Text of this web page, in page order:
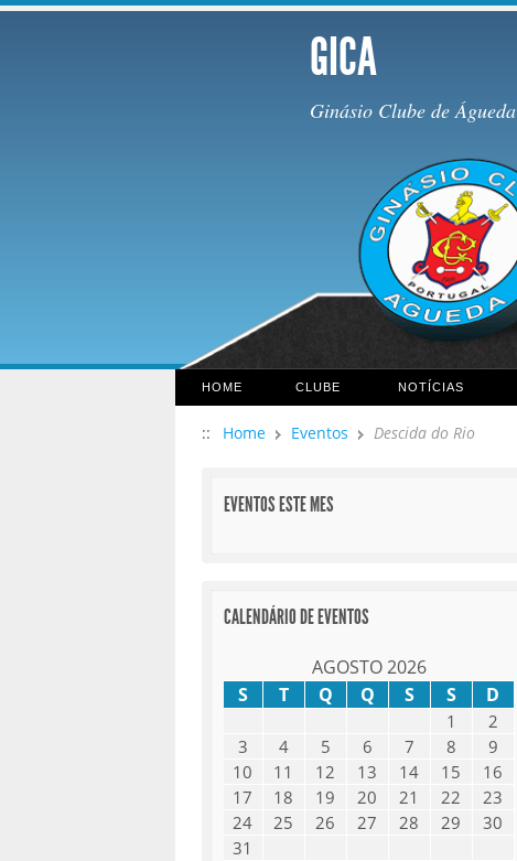
GICA
Ginásio Clube de Águeda
HOME CLUBE NOTÍCIAS
:: Home Eventos Descida do Rio
EVENTOS ESTE MES
CALENDÁRIO DE EVENTOS
AGOSTO 2026
S
T Q Q S S D
1
2
3
4 5 6 7 8
9
10
11 12 13 14 15
16
17
18 19 20 21 22
23
24
25 26 27 28 29
30
31